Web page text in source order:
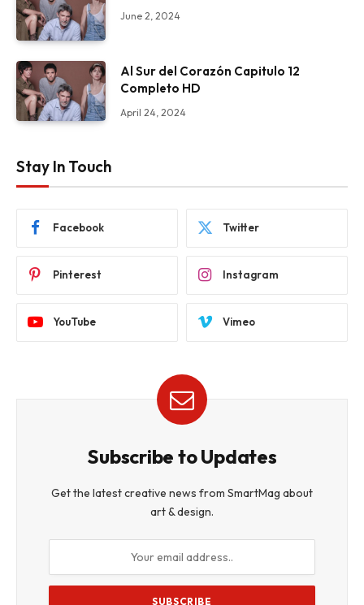
June 2, 2024
Al Sur del Corazón Capitulo 12
Completo HD
April 24, 2024
Stay In Touch
Facebook Twitter
Pinterest Instagram
YouTube Vimeo
Subscribe to Updates
Get the latest creative news from SmartMag about
art & design.